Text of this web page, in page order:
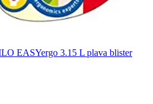
EASYergo 3.15 L plava blister